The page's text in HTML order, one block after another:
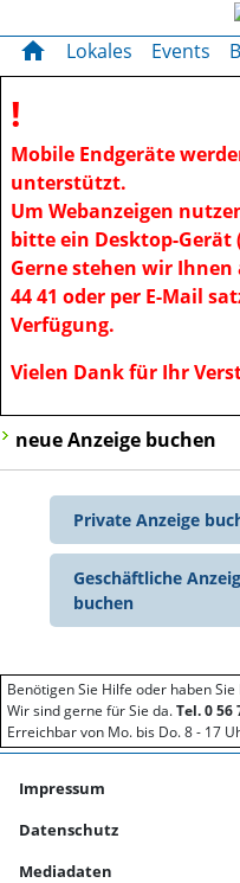
OWZ zum
home Lokales Events
!
Mobile Endgeräte
unterstützt.
Um Webanzeigen
bitte ein Desktop-Gerät
Gerne stehen wir Ihnen
44 41 oder per E-Mail
Verfügung.
Vielen Dank für Ihr
neue Anzeige buchen
Private Anzeige
Geschäftliche
buchen
Benötigen Sie Hilfe oder haben
Wir sind gerne für Sie da.Tel. 0 56
Erreichbar von Mo. bis Do. 8 - 17
Impressum
Datenschutz
Mediadaten